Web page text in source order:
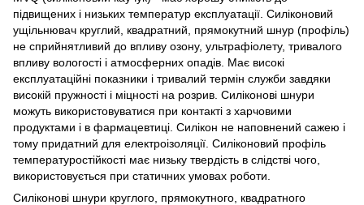
підвищених і низьких температур експлуатації. Силіконовий
ущільнювач круглий, квадратний, прямокутний шнур (профіль)
не сприйнятливий до впливу озону, ультрафіолету, тривалого
впливу вологості і атмосферних опадів. Має високі
експлуатаційні показники і тривалий термін служби завдяки
високій пружності і міцності на розрив. Силіконові шнури
можуть використовуватися при контакті з харчовими
продуктами і в фармацевтиці. Силікон не наповнений сажею і
тому придатний для електроізоляції. Силіконовий профіль
температуростійкості має низьку твердість в слідстві чого,
використовується при статичних умовах роботи.
Силіконові шнури круглого, прямокутного, квадратного